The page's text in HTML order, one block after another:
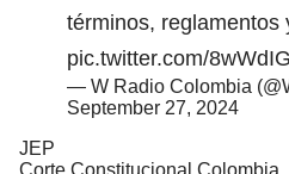
términos,
pic.twitter.com/
— W Radio Colombia
September 27, 2024
JEP
Corte Constitucional Colombia